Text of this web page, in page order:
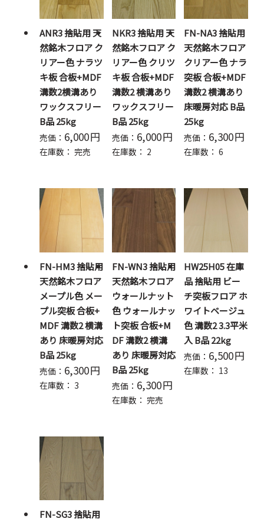
ANR3 捨貼用 天
然銘木フロア ク
リアー色 ナラツ
キ板 合板+MDF
溝数2横溝あり
ワックスフリー
B品 25kg
売価： 6,000円
在庫数： 完売
NKR3 捨貼用 天
然銘木フロア ク
リアー色 クリツ
キ板 合板+MDF
溝数2 横溝あり
ワックスフリー
B品 25kg
売価： 6,000円
在庫数： 2
FN-NA3 捨貼用
天然銘木フロア
クリアー色 ナラ
突板 合板+MDF
溝数2 横溝あり
床暖房対応 B品
25kg
売価： 6,300円
在庫数： 6
FN-HM3 捨貼用
天然銘木フロア
メープル色 メー
プル突板 合板+
MDF 溝数2 横溝
あり 床暖房対応
B品 25kg
売価： 6,300円
在庫数： 3
FN-WN3 捨貼用
天然銘木フロア
ウォールナット
色 ウォールナッ
ト突板 合板+M
DF 溝数2 横溝
あり 床暖房対応
B品 25kg
売価： 6,300円
在庫数： 完売
HW25H05 在庫
品 捨貼用 ビー
チ突板フロア ホ
ワイトベージュ
色 溝数2 3.3平米
入 B品 22kg
売価： 6,500円
在庫数： 13
FN-SG3 捨貼用